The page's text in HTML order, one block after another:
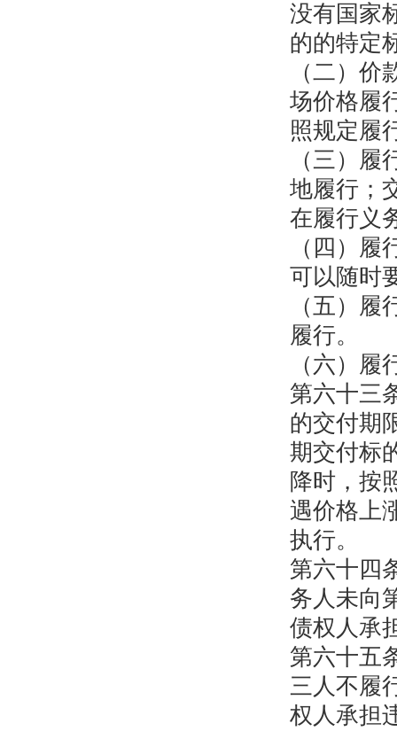
没有国家
的的特定
（二）
场价格履
照规定履
（三）
地履行；
在履行义
（四）
可以随时
（五）
履行。
（六）
第六十三
的交付期
期交付标
降时，按
遇价格上
执行。
第六十四
务人未向
债权人承
第六十五
三人不履
权人承担